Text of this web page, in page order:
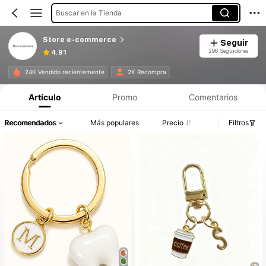
Buscar en la Tienda
Store e-commerce
4.91
Seguir
296 Seguidores
24K Vendido recientemente 2K Recompra
Artículo Promo Comentarios
Recomendados Más populares Precio Filtros